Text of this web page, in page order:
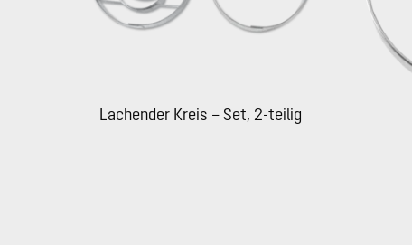
Lachender Kreis – Set, 2-teilig